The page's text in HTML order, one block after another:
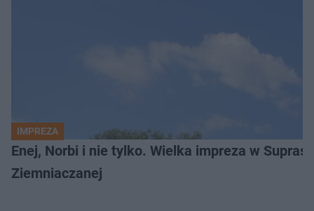
IMPREZA
Enej, Norbi i nie tylko. Wielka impreza w
Ziemniaczanej